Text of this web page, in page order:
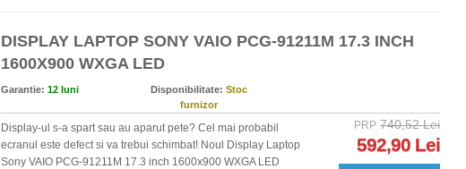
DISPLAY LAPTOP SONY VAIO PCG-91211M 17.3 INCH
1600X900 WXGA LED
Garantie: 12 luni Disponibilitate: Stoc
furnizor
Display-ul s-a spart sau au aparut pete? Cel mai probabil
ecranul este defect si va trebui schimbat! Noul Display Laptop
Sony VAIO PCG-91211M 17.3 inch 1600x900 WXGA LED
PRP 740,52 Lei
592,90 Lei